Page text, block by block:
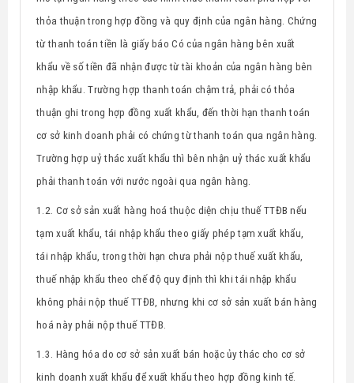
thỏa thuận trong hợp đồng và quy định của ngân hàng. Chứng
từ thanh toán tiền là giấy báo Có của ngân hàng bên xuất
khẩu về số tiền đã nhận được từ tài khoản của ngân hàng bên
nhập khẩu. Trường hợp thanh toán chậm trả, phải có thỏa
thuận ghi trong hợp đồng xuất khẩu, đến thời hạn thanh toán
cơ sở kinh doanh phải có chứng từ thanh toán qua ngân hàng.
Trường hợp uỷ thác xuất khẩu thì bên nhận uỷ thác xuất khẩu
phải thanh toán với nước ngoài qua ngân hàng.
1.2. Cơ sở sản xuất hàng hoá thuộc diện chịu thuế TTĐB nếu
tạm xuất khẩu, tái nhập khẩu theo giấy phép tạm xuất khẩu,
tái nhập khẩu, trong thời hạn chưa phải nộp thuế xuất khẩu,
thuế nhập khẩu theo chế độ quy định thì khi tái nhập khẩu
không phải nộp thuế TTĐB, nhưng khi cơ sở sản xuất bán hàng
hoá này phải nộp thuế TTĐB.
1.3. Hàng hóa do cơ sở sản xuất bán hoặc ủy thác cho cơ sở
kinh doanh xuất khẩu để xuất khẩu theo hợp đồng kinh tế.